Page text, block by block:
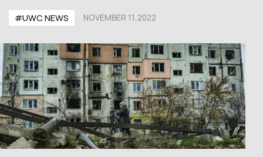
#UWС NEWS NOVEMBER 11,2022